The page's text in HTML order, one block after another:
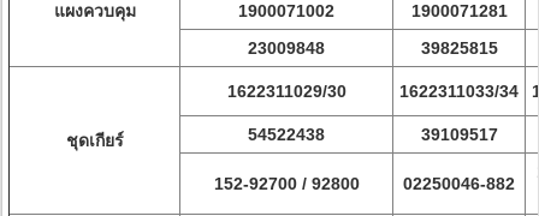
แผงควบคุม
1900071002
1900071281
23009848
39825815
ชุดเกียร์
1622311029/30 1622311033/34
54522438 39109517
152-92700 / 92800 02250046-882